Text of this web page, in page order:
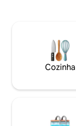
solteiro Cozinha
com anaphes e
micro-ondas,
Cozinha